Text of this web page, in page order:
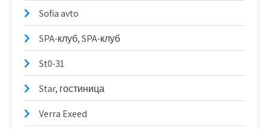
Sofia avto
SPA-клуб, SPA-клуб
St0-31
Star, гостиница
Verra Exeed